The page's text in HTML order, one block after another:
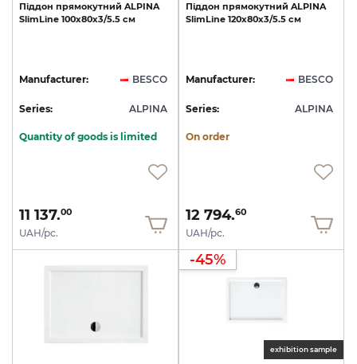
Піддон прямокутний ALPINA
SlimLine 100х80х3/5.5 см
Manufacturer: BESCO
Series: ALPINA
Quantity of goods is limited
11 137.00
UAH/pc.
Піддон прямокутний ALPINA
SlimLine 120х80х3/5.5 см
Manufacturer: BESCO
Series: ALPINA
On order
12 794.60
UAH/pc.
exhibition sample
-45%